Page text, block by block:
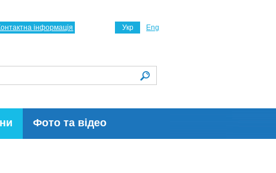
Фото та відео
Укр Eng
інформація